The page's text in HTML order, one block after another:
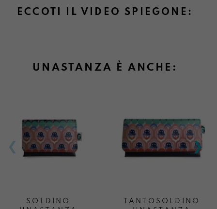
ECCOTI IL VIDEO SPIEGONE:
UNASTANZA È ANCHE:
SOLDINO
TANTOSOLDINO